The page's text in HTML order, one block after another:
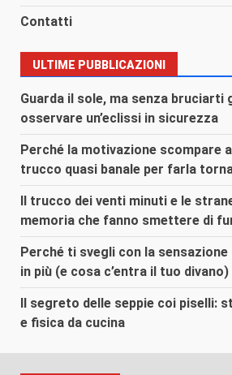
Contatti
ULTIME PUBBLICAZIONI
Guarda il sole, ma senza bruciarti
osservare un’eclissi in sicurezza
Perché la motivazione scompare
trucco quasi banale per farla
Il trucco dei venti minuti e le
memoria che fanno smettere di
Perché ti svegli con la
in più (e cosa c’entra il tuo divano)
Il segreto delle seppie coi piselli:
e fisica da cucina